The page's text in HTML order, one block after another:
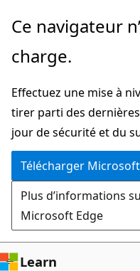
Passer
directement
au
principal
Ce navigateur
charge.
Effectuez une mise à
tirer parti des
jour de sécurité et du
Télécharger
Plus d’informations
Microsoft Edge
Learn